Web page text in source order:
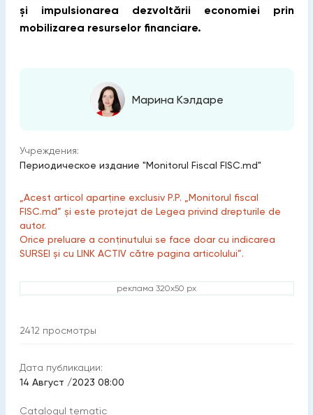
și impulsionarea dezvoltării economiei prin
mobilizarea resurselor financiare.
Марина Кэлдаре
Учреждения:
Периодическое издание "Monitorul Fiscal FISC.md"
„Acest articol aparține exclusiv P.P. „Monitorul fiscal
FISC.md” și este protejat de Legea privind drepturile de
autor.
Orice preluare a conținutului se face doar cu indicarea
SURSEI și cu LINK ACTIV către pagina articolului”.
реклама 320x50 px
2412 просмотры
Дата публикации:
14 Август /2023 08:00
Catalogul tematic